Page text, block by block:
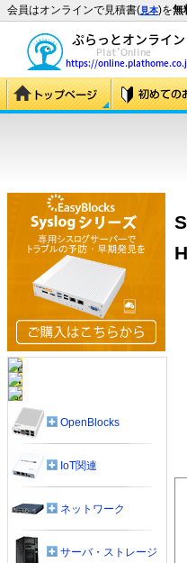
会員はオンラインで見積書(見本)を無
OpenBlocks
IoT関連
ネットワーク
サーバ・ストレージ